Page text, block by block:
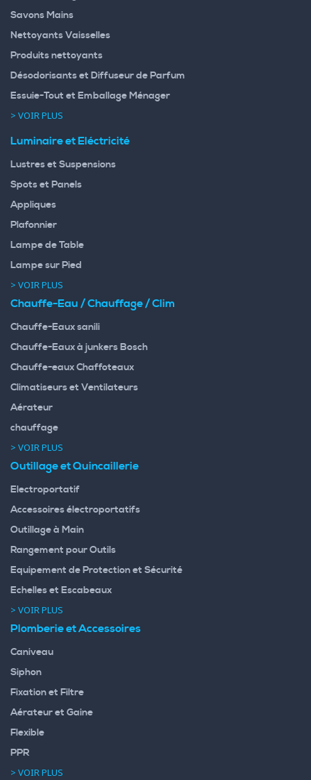
Savons Mains
Nettoyants Vaisselles
Produits nettoyants
Désodorisants et Diffuseur de Parfum
Essuie-Tout et Emballage Ménager
> VOIR PLUS
Luminaire et Eléctricité
Lustres et Suspensions
Spots et Panels
Appliques
Plafonnier
Lampe de Table
Lampe sur Pied
> VOIR PLUS
Chauffe-Eau / Chauffage / Clim
Chauffe-Eaux sanili
Chauffe-Eaux à junkers Bosch
Chauffe-eaux Chaffoteaux
Climatiseurs et Ventilateurs
Aérateur
chauffage
> VOIR PLUS
Outillage et Quincaillerie
Electroportatif
Accessoires électroportatifs
Outillage à Main
Rangement pour Outils
Equipement de Protection et Sécurité
Echelles et Escabeaux
> VOIR PLUS
Plomberie et Accessoires
Caniveau
Siphon
Fixation et Filtre
Aérateur et Gaine
Flexible
PPR
> VOIR PLUS